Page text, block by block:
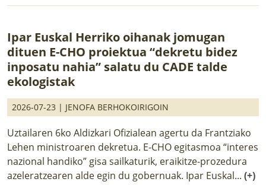
Ipar Euskal Herriko oihanak jomugan
dituen E-CHO proiektua “dekretu bidez
inposatu nahia” salatu du CADE talde
ekologistak
2026-07-23 | JENOFA BERHOKOIRIGOIN
Uztailaren 6ko Aldizkari Ofizialean agertu da Frantziako
Lehen ministroaren dekretua. E-CHO egitasmoa “interes
nazional handiko” gisa sailkaturik, eraikitze-prozedura
azeleratzearen alde egin du gobernuak. Ipar Euskal... (+)